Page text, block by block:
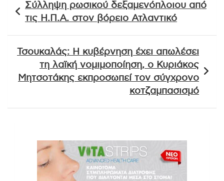
άρθρων
Σύλληψη ρωσικού δεξαμενόπλοιου από
τις Η.Π.Α. στον βόρειο Ατλαντικό
Τσουκαλάς: Η κυβέρνηση έχει απωλέσει
τη λαϊκή νομιμοποίηση, ο Κυριάκος
Μητσοτάκης εκπροσωπεί τον σύγχρονο
κοτζαμπασισμό